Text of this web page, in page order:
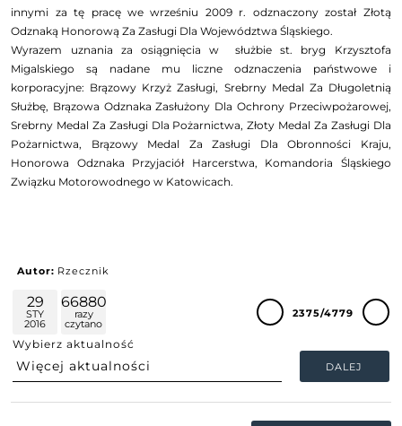
innymi za tę pracę we wrześniu 2009 r. odznaczony został Złotą
Odznaką Honorową Za Zasługi Dla Województwa Śląskiego.
Wyrazem uznania za osiągnięcia w służbie st. bryg Krzysztofa
Migalskiego są nadane mu liczne odznaczenia państwowe i
korporacyjne: Brązowy Krzyż Zasługi, Srebrny Medal Za Długoletnią
Służbę, Brązowa Odznaka Zasłużony Dla Ochrony Przeciwpożarowej,
Srebrny Medal Za Zasługi Dla Pożarnictwa, Złoty Medal Za Zasługi Dla
Pożarnictwa, Brązowy Medal Za Zasługi Dla Obronności Kraju,
Honorowa Odznaka Przyjaciół Harcerstwa, Komandoria Śląskiego
Związku Motorowodnego w Katowicach.
Autor: Rzecznik
29
STY
2016
66880
razy
czytano
Wybierz aktualność
DALEJ
2375/4779